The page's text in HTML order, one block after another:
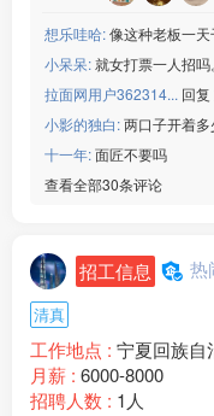
想乐哇哈:像这种老板一
小呆呆:就女打票一人招
拉面网用户362314... 回复
小影的独白:两口子开着多
十一年:面匠不要吗
查看全部30条评论
招工信息 热
清真
工作地点 : 宁夏回族自
月薪 : 6000-8000
招聘人数 : 1人